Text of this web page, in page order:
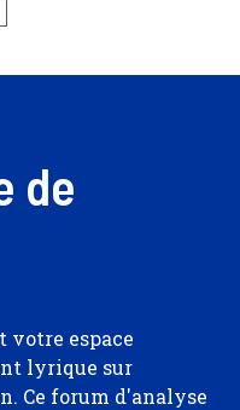
de
votre espace
lyrique sur
Ce forum d'analyse